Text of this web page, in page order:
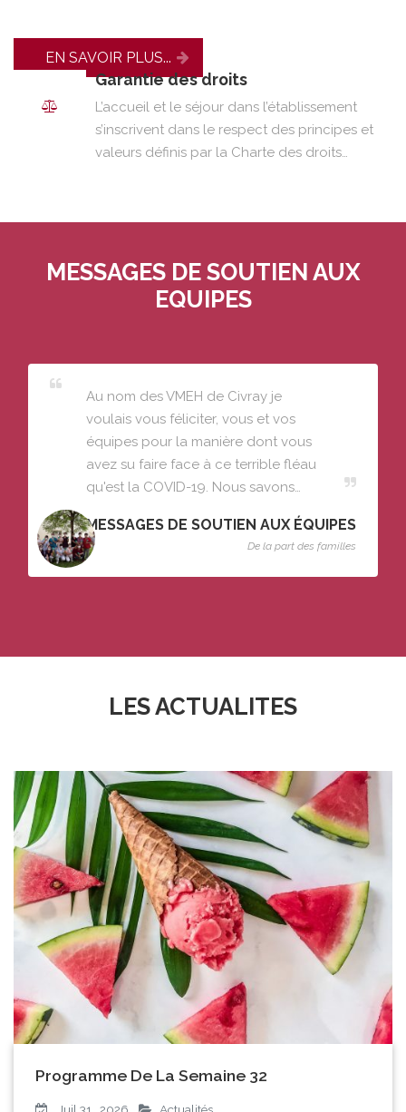
EN SAVOIR PLUS...
Garantie des droits
L’accueil et le séjour dans l’établissement
s’inscrivent dans le respect des principes et
valeurs définis par la Charte des droits…
MESSAGES DE SOUTIEN AUX
EQUIPES
Au nom des VMEH de Civray je
voulais vous féliciter, vous et vos
équipes pour la manière dont vous
avez su faire face à ce terrible fléau
qu'est la COVID-19. Nous savons…
MESSAGES DE SOUTIEN AUX ÉQUIPES
De la part des familles
LES ACTUALITES
Programme De La Semaine 32